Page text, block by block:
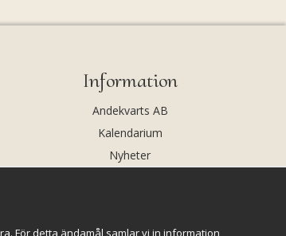
Information
Andekvarts AB
Kalendarium
Nyheter
För detta ändamål samlar vi in information